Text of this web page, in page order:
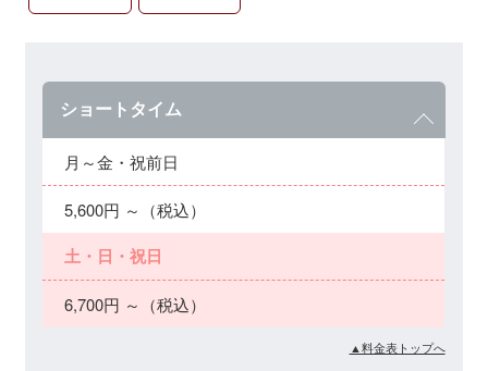
ショートタイム
月～金・祝前日
5,600円 ～（税込）
土・日・祝日
6,700円 ～（税込）
▲料金表トップへ